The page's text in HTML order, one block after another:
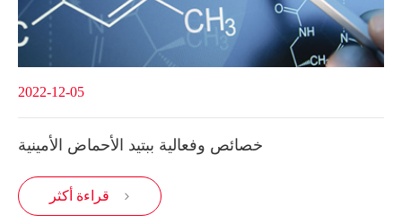
2022-12-05
خصائص وفعالية ببتيد الأحماض الأمينية
قراءة أكثر 